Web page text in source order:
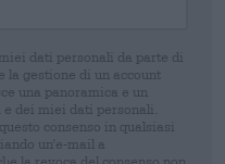
dati personali da parte di
la gestione di un account
una panoramica e un
dei miei dati personali.
consenso in qualsiasi
un'e-mail a
la revoca del consenso non